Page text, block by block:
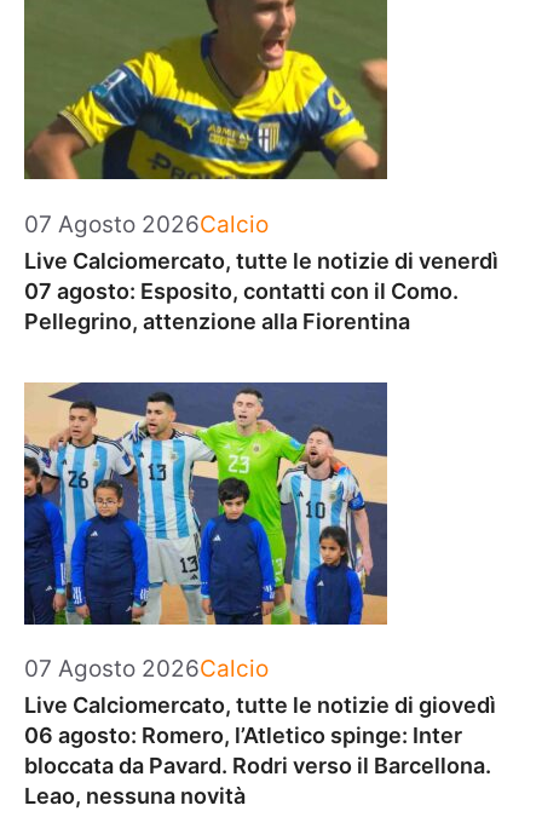
07 Agosto 2026Categorie
Calcio
Live Calciomercato, tutte le notizie di venerdì
07 agosto: Esposito, contatti con il Como.
Pellegrino, attenzione alla Fiorentina
07 Agosto 2026Categorie
Calcio
Live Calciomercato, tutte le notizie di giovedì
06 agosto: Romero, l’Atletico spinge: Inter
bloccata da Pavard. Rodri verso il Barcellona.
Leao, nessuna novità